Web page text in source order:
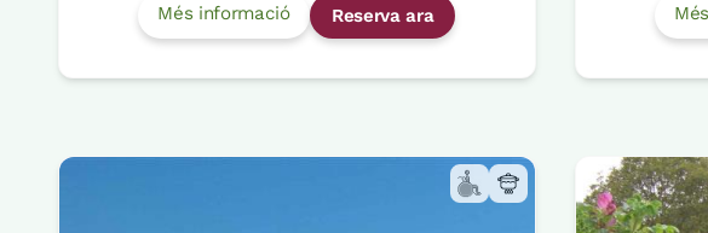
Més informació Reserva ara